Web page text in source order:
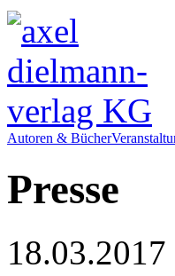
Autoren & Bücher
Presse
18.03.2017